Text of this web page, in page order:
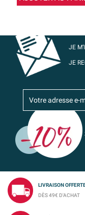
JE
JE
LIVRAISON
DÈS 49€ D'ACHAT